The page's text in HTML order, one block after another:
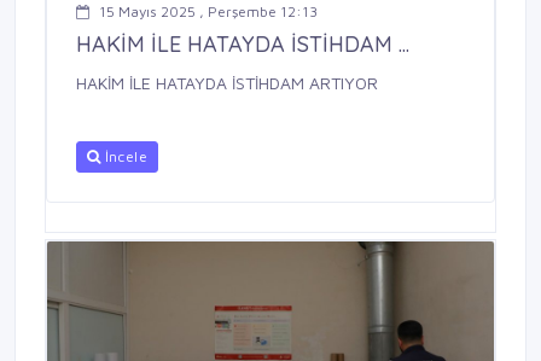
15 Mayıs 2025 , Perşembe 12:13
HAKİM İLE HATAYDA İSTİHDAM ...
HAKİM İLE HATAYDA İSTİHDAM ARTIYOR
İncele